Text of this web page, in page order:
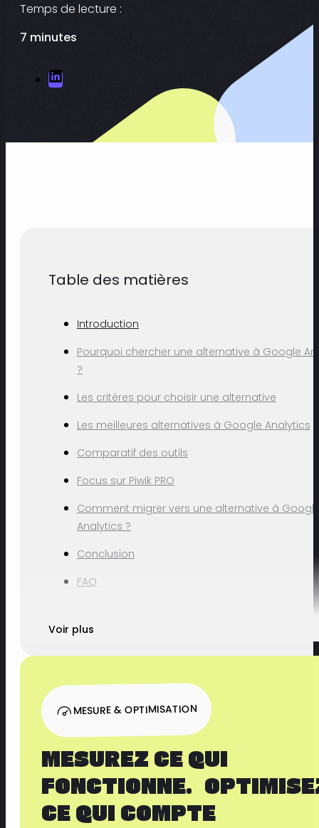
Temps de lecture :
7 minutes
Table des matières
Introduction
Pourquoi chercher une alternative à Google
?
Les critères pour choisir une alternative
Les meilleures alternatives à Google Analytics
Comparatif des outils
Focus sur Piwik PRO
Comment migrer vers une alternative à
Analytics ?
Conclusion
FAQ
Voir plus
MESURE & OPTIMISATION
MESUREZ CE QUI
FONCTIONNE.
CE QUI COMPTE